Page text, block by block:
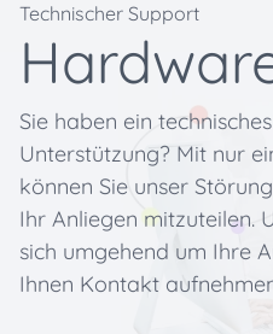
Technischer Support
Sie haben ein
Unterstützung? Mit nur
können Sie unser
Ihr Anliegen mitzuteilen.
sich umgehend um Ihre
Ihnen Kontakt